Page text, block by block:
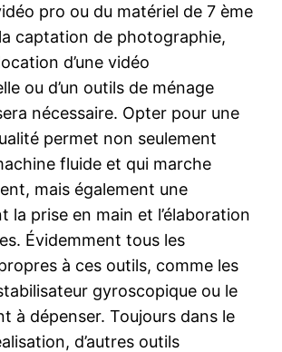
pro ou du matériel de 7 ème
captation de photographie,
d’une vidéo
ou d’un outils de ménage
nécessaire. Opter pour une
permet non seulement
fluide et qui marche
mais également une
la prise en main et l’élaboration
Évidemment tous les
à ces outils, comme les
gyroscopique ou le
à dépenser. Toujours dans le
d’autres outils